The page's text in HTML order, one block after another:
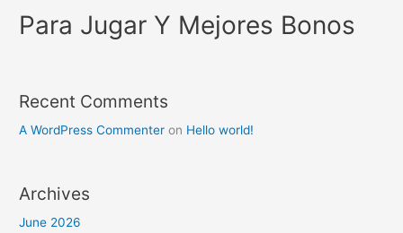
Para Jugar Y Mejores Bonos
Recent Comments
A WordPress Commenter on Hello world!
Archives
June 2026